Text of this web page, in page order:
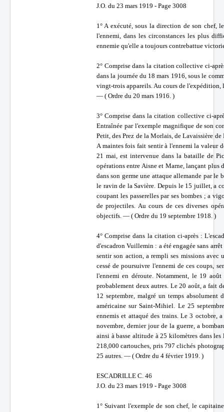
J.O. du 23 mars 1919 - Page 3008
1° A exécuté, sous la direction de son chef,
l'ennemi, dans les circonstances les plus
ennemie qu'elle a toujours contrebattue
2° Comprise dans la citation collective ci-
dans la journée du 18 mars 1916, sous le
vingt-trois appareils. Au cours de l'expédition,
— ( Ordre du 20 mars 1916. )
3° Comprise dans la citation collective ci-
Entraînée par l'exemple magnifique de son
Petit, des Prez de la Morlais, de Lavaissière
A maintes fois fait sentir à l'ennemi la valeur
21 mai, est intervenue dans la bataille de
opérations entre Aisne et Marne, lançant
dans son germe une attaque allemande par le
le ravin de la Savière. Depuis le 15 juillet, a
coupant les passerelles par ses bombes ; a
de projectiles. Au cours de ces diverses
objectifs. — ( Ordre du 19 septembre 1918. )
4° Comprise dans la citation ci-après :
d'escadron Vuillemin : a été engagée sans
sentir son action, a rempli ses missions avec
cessé de poursuivre l'ennemi de ces coups,
l'ennemi en déroute. Notamment, le 19
probablement deux autres. Le 20 août, a fait
12 septembre, malgré un temps absolument
américaine sur Saint-Mihiel. Le 25
ennemis et attaqué des trains. Le 3 octobre,
novembre, dernier jour de la guerre, a
ainsi à basse altitude à 25 kilomètres dans
218,000 cartouches, pris 797 clichés
25 autres. — ( Ordre du 4 février 1919. )
ESCADRILLE C. 46
J.O. du 23 mars 1919 - Page 3008
1° Suivant l'exemple de son chef, le